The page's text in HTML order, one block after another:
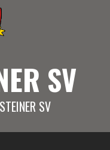
SV
SV